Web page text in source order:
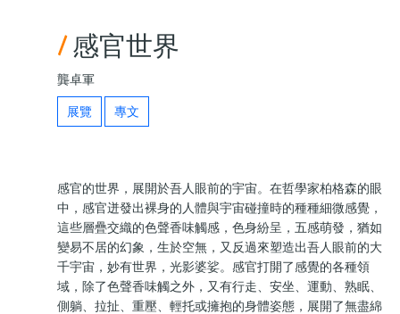
/感官世界
龔卓軍
展覽 專文
感官的世界，展開於吾人眼前的宇宙。在哲學家柏格森的眼
中，感官迸發出裸身的人體與宇宙碰撞時的種種細微感覺，
這些層疊交織的色聲香味觸感，色身紛呈，五感萌發，猶如
變易不居的幻象，生於空無，又反過來塑造出吾人眼前的大
千宇宙，妙有世界，光影婆娑。感官打開了感覺的各種領
域，除了色聲香味觸之外，又有行走、安坐、運動、熟眠、
側躺、拉扯、重壓、輕托或擁抱的身體姿態，展開了無盡綿